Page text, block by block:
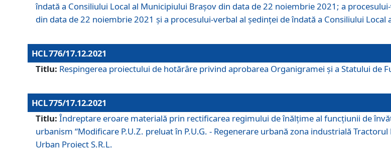
îndată a Consiliului Local al Municipiului Braşov din data de 22 noiembrie 2021; a
din data de 22 noiembrie 2021 și a procesului-verbal al şedinţei de îndată a Consiliului
HCL 776/17.12.2021
Titlu: Respingerea proiectului de hotărâre privind aprobarea Organigramei şi a Statului de
HCL 775/17.12.2021
Titlu: Îndreptare eroare materială prin rectificarea regimului de înălţime al funcţiunii de
urbanism “Modificare P.U.Z. preluat în P.U.G. - Regenerare urbană zona industrială
Urban Proiect S.R.L.